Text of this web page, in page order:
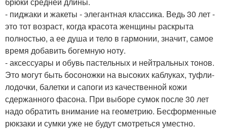
- пиджаки и жакеты - элегантная классика. Ведь 30 лет -
это тот возраст, когда красота женщины раскрыта
полностью, а ее душа и тело в гармонии, значит, самое
время добавить богемную ноту.
- аксессуары и обувь пастельных и нейтральных тонов.
Это могут быть босоножки на высоких каблуках, туфли-
лодочки, балетки и сапоги из качественной кожи
сдержанного фасона. При выборе сумок после 30 лет
надо обратить внимание на геометрию. Бесформенные
рюкзаки и сумки уже не будут смотреться уместно.